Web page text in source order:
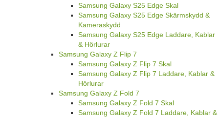
Samsung Galaxy S25 Edge Skal
Samsung Galaxy S25 Edge Skärmskydd &
Kameraskydd
Samsung Galaxy S25 Edge Laddare, Kablar
& Hörlurar
Samsung Galaxy Z Flip 7
Samsung Galaxy Z Flip 7 Skal
Samsung Galaxy Z Flip 7 Laddare, Kablar &
Hörlurar
Samsung Galaxy Z Fold 7
Samsung Galaxy Z Fold 7 Skal
Samsung Galaxy Z Fold 7 Laddare, Kablar &